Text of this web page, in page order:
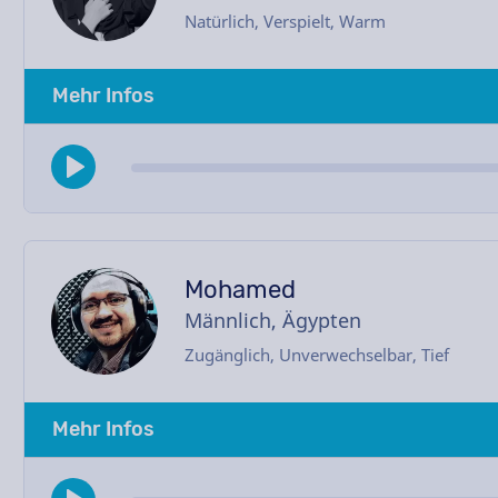
Natürlich, Verspielt, Warm
Mehr Infos
Mohamed
Männlich, Ägypten
Zugänglich, Unverwechselbar, Tief
Mehr Infos